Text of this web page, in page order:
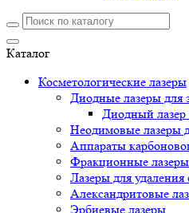
Каталог
Косметологические лазеры
Диодные лазеры для
Диодный
Неодимовые лазеры
Аппараты
Фракционные
Лазеры для удаления
Александритовые
Эрбиевые лазеры